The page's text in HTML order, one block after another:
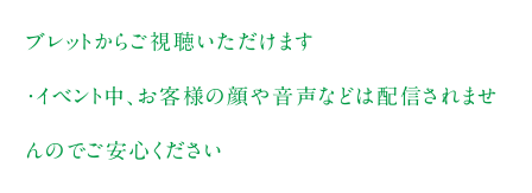
ブレットからご視聴いただけます
・イベント中、お客様の顔や音声などは配信されませ
んのでご安心ください